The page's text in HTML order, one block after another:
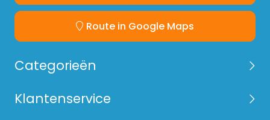
Route in Google Maps
Categorieën
Klantenservice